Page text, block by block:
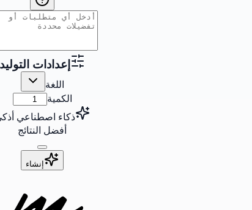
إعدادات التوليد
اللغة
الكمية
ذكاء اصطناعي
أفضل النتائج
إنشاء